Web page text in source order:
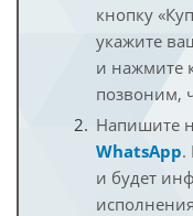
кнопку
укажите
и нажмите
позвоним,
Напишите
WhatsApp.
и будет